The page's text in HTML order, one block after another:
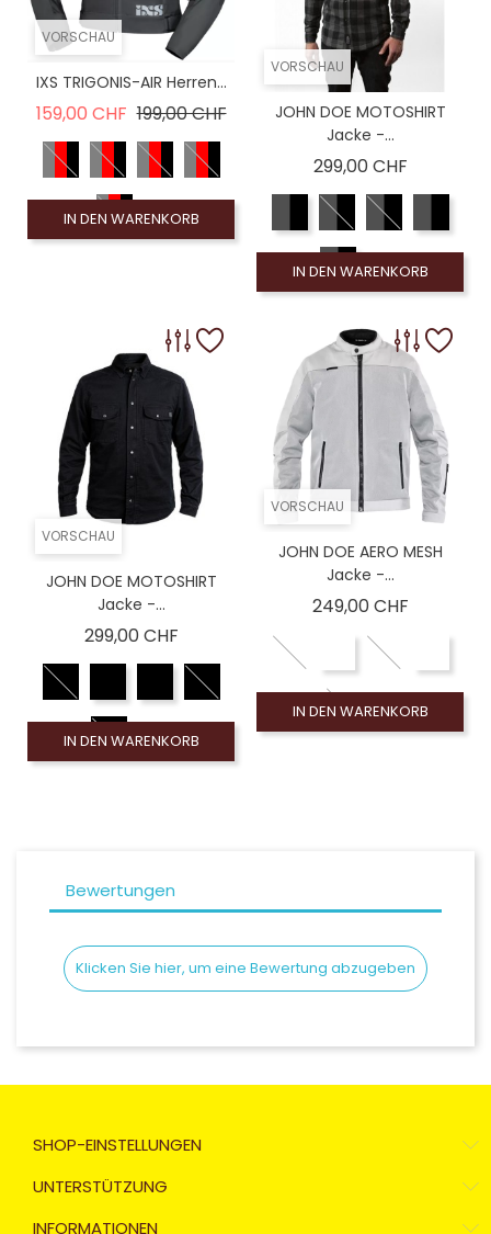
VORSCHAU
IXS TRIGONIS-AIR Herren...
159,00 CHF Verkaufspreis
199,00 CHFPreis
IN DEN WARENKORB
VORSCHAU
JOHN DOE MOTOSHIRT
Jacke -...
299,00 CHFPreis
IN DEN WARENKORB
VORSCHAU
JOHN DOE MOTOSHIRT
Jacke -...
299,00 CHFPreis
IN DEN WARENKORB
VORSCHAU
JOHN DOE AERO MESH
Jacke -...
249,00 CHFPreis
IN DEN WARENKORB
Bewertungen
Klicken Sie hier, um eine Bewertung abzugeben
SHOP-EINSTELLUNGEN
UNTERSTÜTZUNG
INFORMATIONEN